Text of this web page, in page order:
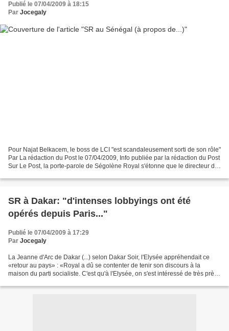
Publié le 07/04/2009 à 18:15
Par Jocegaly
Pour Najat Belkacem, le boss de LCI "est scandaleusement sorti de son rôle"
Par La rédaction du Post le 07/04/2009, Info publiée par la rédaction du Post
Sur Le Post, la porte-parole de Ségolène Royal s'étonne que le directeur de
SR à Dakar: "d'intenses lobbyings ont été
opérés depuis Paris..."
Publié le 07/04/2009 à 17:29
Par Jocegaly
La Jeanne d'Arc de Dakar (...) selon Dakar Soir, l'Elysée appréhendait ce
«retour au pays» : «Royal a dû se contenter de tenir son discours à la
maison du parti socialiste. C'est qu'à l'Elysée, on s'est intéressé de très près